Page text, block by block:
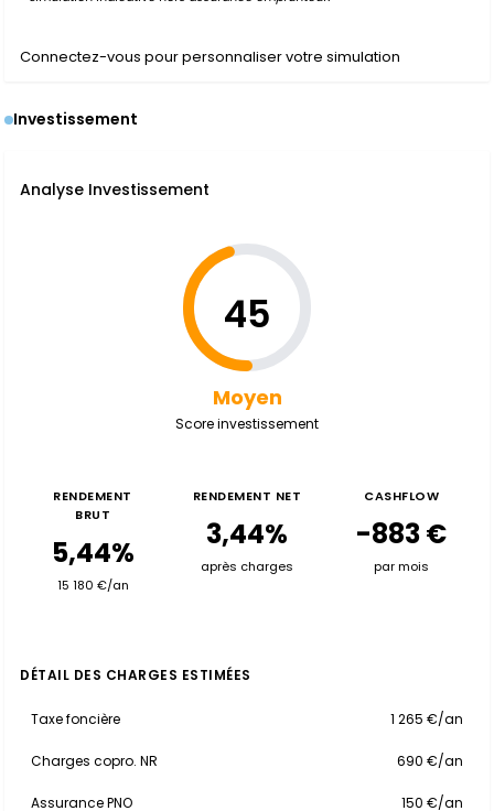
Connectez-vous pour personnaliser votre simulation
Investissement
Analyse Investissement
45
Moyen
Score investissement
RENDEMENT
BRUT
5,44%
15 180 €/an
RENDEMENT NET
3,44%
après charges
CASHFLOW
-883 €
par mois
DÉTAIL DES CHARGES ESTIMÉES
Taxe foncière 1 265 €/an
Charges copro. NR 690 €/an
Assurance PNO 150 €/an